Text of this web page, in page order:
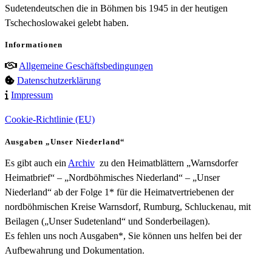
Sudetendeutschen die in Böhmen bis 1945 in der heutigen
Tschechoslowakei gelebt haben.
Informationen
Allgemeine Geschäftsbedingungen
Datenschutzerklärung
Impressum
Cookie-Richtlinie (EU)
Ausgaben „Unser Niederland“
Es gibt auch ein Archiv zu den Heimatblättern „Warnsdorfer
Heimatbrief“ – „Nordböhmisches Niederland“ – „Unser
Niederland“ ab der Folge 1* für die Heimatvertriebenen der
nordböhmischen Kreise Warnsdorf, Rumburg, Schluckenau, mit
Beilagen („Unser Sudetenland“ und Sonderbeilagen).
Es fehlen uns noch Ausgaben*, Sie können uns helfen bei der
Aufbewahrung und Dokumentation.